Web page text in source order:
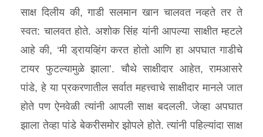
साक्ष दिलीय की, गाडी सलमान खान चालवत नव्हते तर ते
स्वत: चालवत होते. अशोक सिंह यांनी आपल्या साक्षीत म्हटले
आहे की, ‘मी ड्रायव्हिंग करत होतो आणि हा अपघात गाडीचे
टायर फुटल्यामुळे झाला’. चौथे साक्षीदार आहेत, रामआसरे
पांडे, हे या प्रकरणातील सर्वात महत्त्वाचे साक्षीदार मानले जात
होते पण ऐनवेळी त्यांनी आपली साक्ष बदलली. जेव्हा अपघात
झाला तेव्हा पांडे बेकरीसमोर झोपले होते. त्यांनी पहिल्यांदा साक्ष